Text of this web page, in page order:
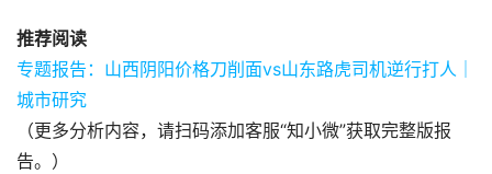
推荐阅读
专题报告：山西阴阳价格刀削面vs山东路虎司机逆行打人｜
城市研究
（更多分析内容，请扫码添加客服“知小微”获取完整版报
告。）